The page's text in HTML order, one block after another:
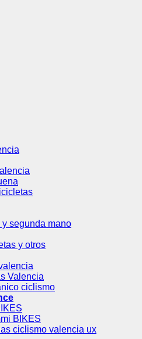
segunda mano
y otros
Valencia
ciclismo
BIKES
ciclismo valencia ux